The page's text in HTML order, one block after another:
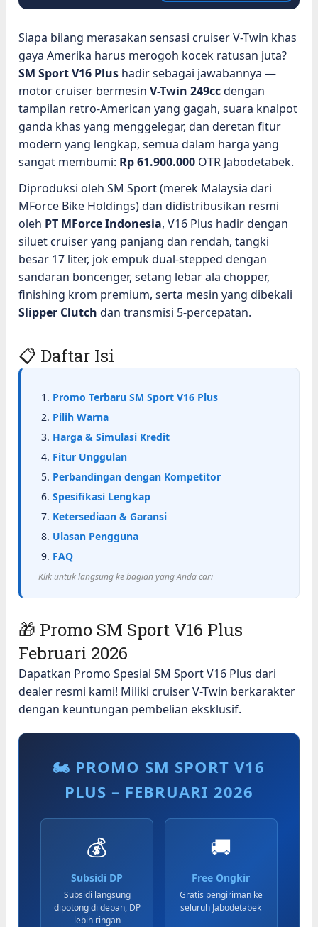
Siapa bilang merasakan sensasi cruiser V-Twin khas
gaya Amerika harus merogoh kocek ratusan juta?
SM Sport V16 Plus hadir sebagai jawabannya —
motor cruiser bermesinV-Twin 249ccdengan
tampilan retro-American yang gagah, suara knalpot
ganda khas yang menggelegar, dan deretan fitur
modern yang lengkap, semua dalam harga yang
sangat membumi: Rp 61.900.000 OTR Jabodetabek.
Diproduksi oleh SM Sport (merek Malaysia dari
MForce Bike Holdings) dan didistribusikan resmi
oleh PT MForce Indonesia, V16 Plus hadir dengan
siluet cruiser yang panjang dan rendah, tangki
besar 17 liter, jok empuk dual-stepped dengan
sandaran boncenger, setang lebar ala chopper,
finishing krom premium, serta mesin yang dibekali
Slipper Clutch dan transmisi 5-percepatan.
📋 Daftar Isi
Promo Terbaru SM Sport V16 Plus
Pilih Warna
Harga & Simulasi Kredit
Fitur Unggulan
Perbandingan dengan Kompetitor
Spesifikasi Lengkap
Ketersediaan & Garansi
Ulasan Pengguna
FAQ
Klik untuk langsung ke bagian yang Anda cari
🎁 Promo SM Sport V16 Plus
Februari 2026
Dapatkan Promo Spesial SM Sport V16 Plus dari
dealer resmi kami! Miliki cruiser V-Twin berkarakter
dengan keuntungan pembelian eksklusif.
🏍️ PROMO SM SPORT V16
PLUS – FEBRUARI 2026
💰
Subsidi DP
Subsidi langsung
dipotong di depan, DP
lebih ringan
🚚
Free Ongkir
Gratis pengiriman ke
seluruh Jabodetabek